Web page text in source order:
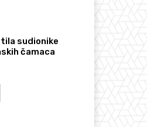
sudionike
čamaca